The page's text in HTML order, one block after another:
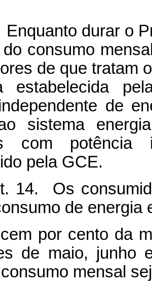
durar o
consumo
de que tratam
estabelecida
de
sistema
com potência
pela GCE.
Os
de energia
cento da
de maio, junho
mensal